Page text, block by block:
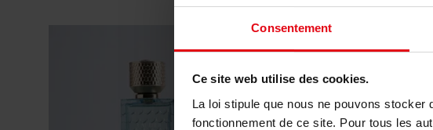
Consentement
Ce site web utilise des cookies.
La loi stipule que nous ne pouvons
fonctionnement de ce site. Pour tous les